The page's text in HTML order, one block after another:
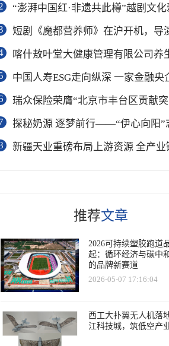
“澎湃中国红·非遗共此樽”越剧文化雅集
短剧《魔都营养师》在沪开机，导演殷超携手礼仪专家周思敏聚
喀什敖叶堂大健康管理有限公司养生会所
中国人寿ESG走向纵深 一家金融央企如何连接国家战略
瑞众保险荣膺“北京市丰台区贡献突出链长单
探秘奶源 逐梦前行——“伊心向阳”志愿服务队开展幼儿园科普
新疆天业重磅布局上游资源 全产业链协同再塑成
推荐文章
2026可持续塑胶跑道
起：循环经济与碳中
的品牌新赛道
2026-05-07 17:16:04
西工大扑翼无人机落
江科技城，筑低空产